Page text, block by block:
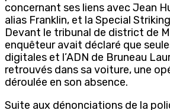
concernant ses liens avec Jean
alias Franklin, et la Special
Devant le tribunal de district de
enquêteur avait déclaré que
digitales et l’ADN de Bruneau
retrouvés dans sa voiture, une
déroulée en son absence.
Suite aux dénonciations de la